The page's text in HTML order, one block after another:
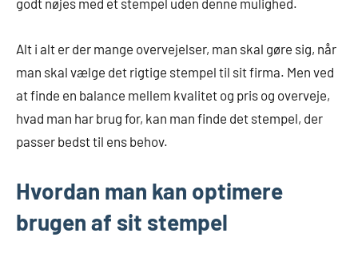
godt nøjes med et stempel uden denne mulighed.
Alt i alt er der mange overvejelser, man skal gøre sig, når
man skal vælge det rigtige stempel til sit firma. Men ved
at finde en balance mellem kvalitet og pris og overveje,
hvad man har brug for, kan man finde det stempel, der
passer bedst til ens behov.
Hvordan man kan optimere
brugen af sit stempel